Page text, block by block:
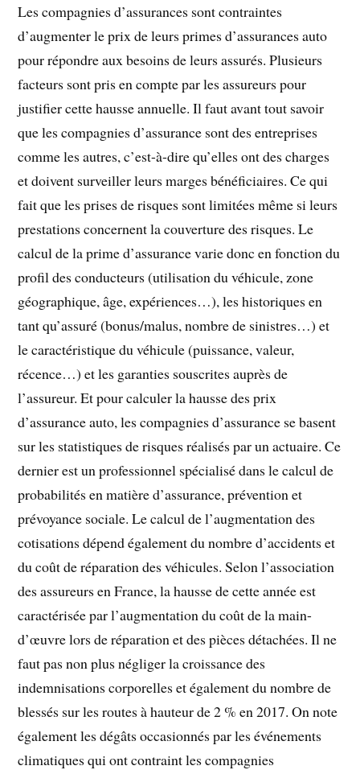
Les compagnies d’assurances sont contraintes
d’augmenter le prix de leurs primes d’assurances auto
pour répondre aux besoins de leurs assurés. Plusieurs
facteurs sont pris en compte par les assureurs pour
justifier cette hausse annuelle. Il faut avant tout savoir
que les compagnies d’assurance sont des entreprises
comme les autres, c’est-à-dire qu’elles ont des charges
et doivent surveiller leurs marges bénéficiaires. Ce qui
fait que les prises de risques sont limitées même si leurs
prestations concernent la couverture des risques. Le
calcul de la prime d’assurance varie donc en fonction du
profil des conducteurs (utilisation du véhicule, zone
géographique, âge, expériences…), les historiques en
tant qu’assuré (bonus/malus, nombre de sinistres…) et
le caractéristique du véhicule (puissance, valeur,
récence…) et les garanties souscrites auprès de
l’assureur. Et pour calculer la hausse des prix
d’assurance auto, les compagnies d’assurance se basent
sur les statistiques de risques réalisés par un actuaire. Ce
dernier est un professionnel spécialisé dans le calcul de
probabilités en matière d’assurance, prévention et
prévoyance sociale. Le calcul de l’augmentation des
cotisations dépend également du nombre d’accidents et
du coût de réparation des véhicules. Selon l’association
des assureurs en France, la hausse de cette année est
caractérisée par l’augmentation du coût de la main-
d’œuvre lors de réparation et des pièces détachées. Il ne
faut pas non plus négliger la croissance des
indemnisations corporelles et également du nombre de
blessés sur les routes à hauteur de 2 % en 2017. On note
également les dégâts occasionnés par les événements
climatiques qui ont contraint les compagnies